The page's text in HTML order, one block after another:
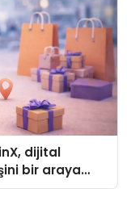
dijital
bir araya